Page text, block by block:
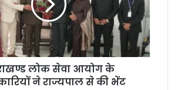
लोक सेवा आयोग के
ने राज्यपाल से की भेंट